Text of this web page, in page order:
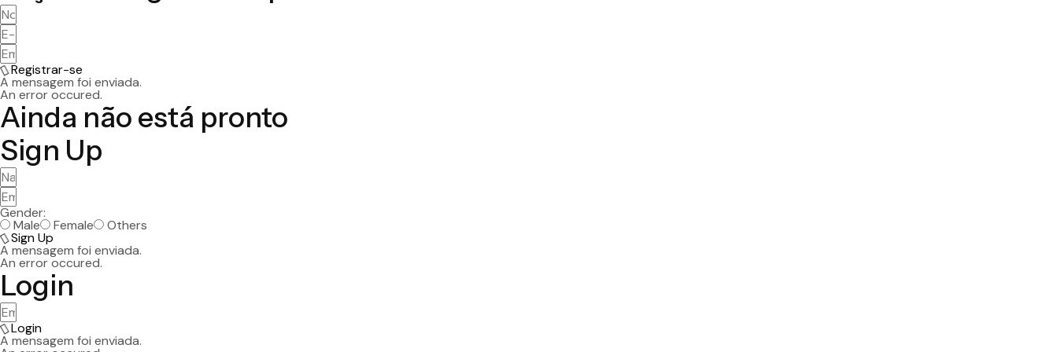
Registrar-se
A mensagem foi enviada.
An error occured.
Ainda não está pronto
Sign Up
Gender:
Male Female Others
Sign Up
A mensagem foi enviada.
An error occured.
Login
Login
A mensagem foi enviada.